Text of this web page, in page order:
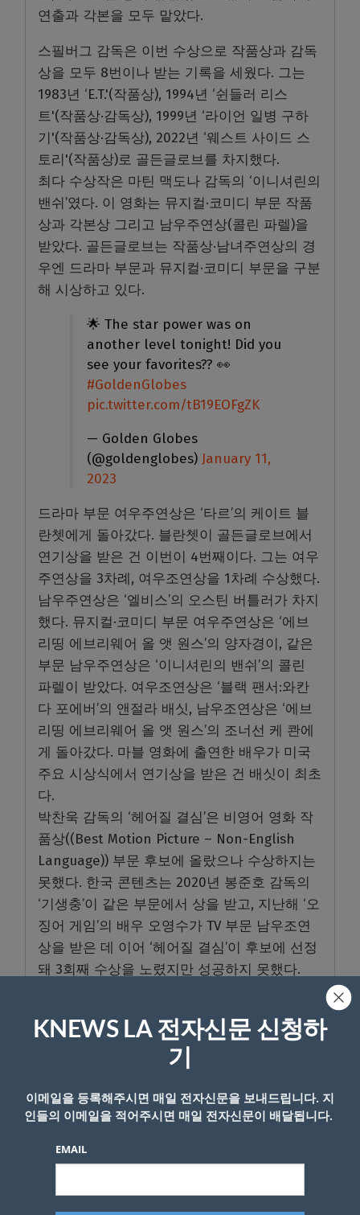
연출과 각본을 모두 맡았다.
스필버그 감독은 이번 수상으로 작품상과 감독
상을 모두 8번이나 받는 기록을 세웠다. 그는
1983년 ‘E.T.'(작품상), 1994년 ‘쉰들러 리스
트'(작품상·감독상), 1999년 ‘라이언 일병 구하
기'(작품상·감독상), 2022년 ‘웨스트 사이드 스
토리'(작품상)로 골든글로브를 차지했다.
최다 수상작은 마틴 맥도나 감독의 ‘이니셔린의
밴쉬’였다. 이 영화는 뮤지컬·코미디 부문 작품
상과 각본상 그리고 남우주연상(콜린 파렐)을
받았다. 골든글로브는 작품상·남녀주연상의 경
우엔 드라마 부문과 뮤지컬·코미디 부문을 구분
해 시상하고 있다.
🌟 The star power was on
another level tonight! Did you
see your favorites?? 👀
#GoldenGlobes
pic.twitter.com/tB19EOFgZK
— Golden Globes
(@goldenglobes) January 11,
2023
드라마 부문 여우주연상은 ‘타르’의 케이트 블
란쳇에게 돌아갔다. 블란쳇이 골든글로브에서
연기상을 받은 건 이번이 4번째이다. 그는 여우
주연상을 3차례, 여우조연상을 1차례 수상했다.
남우주연상은 ‘엘비스’의 오스틴 버틀러가 차지
했다. 뮤지컬·코미디 부문 여우주연상은 ‘에브
리띵 에브리웨어 올 앳 원스’의 양자경이, 같은
부문 남우주연상은 ‘이니셔린의 밴쉬’의 콜린
파렐이 받았다. 여우조연상은 ‘블랙 팬서:와칸
다 포에버’의 앤절라 배싯, 남우조연상은 ‘에브
리띵 에브리웨어 올 앳 원스’의 조너선 케 콴에
게 돌아갔다. 마블 영화에 출연한 배우가 미국
주요 시상식에서 연기상을 받은 건 배싯이 최초
다.
박찬욱 감독의 ‘헤어질 결심’은 비영어 영화 작
품상((Best Motion Picture – Non-English
Language)) 부문 후보에 올랐으나 수상하지는
못했다. 한국 콘텐츠는 2020년 봉준호 감독의
‘기생충’이 같은 부문에서 상을 받고, 지난해 ‘오
징어 게임’의 배우 오영수가 TV 부문 남우조연
상을 받은 데 이어 ‘헤어질 결심’이 후보에 선정
돼 3회째 수상을 노렸지만 성공하지 못했다.
컬·코미디)=’이니셔린의 밴쉬’ ▲감독상=(스티
븐 스필버그 ‘더 파벨만스’) ▲각본상=’이니셔린
의 밴쉬'(마틴 맥도나) ▲남우주연상(드라마)=오
스티 버틀러(‘엘비스’) ▲여우주연상(드라마)=케
이트 블란쳇(‘타르’) ▲여우주연상(뮤지컬·코미
▲남우주연상(뮤지컬·코미디)=콜린 파렐(‘이니
리띵 에브리웨어 올 앳 원스’) ▲여우조연상=앤
KNEWS LA 전자신문 신청하
기
이메일을 등록해주시면 매일 전자신문을 보내드립니다. 지
인들의 이메일을 적어주시면 매일 전자신문이 배달됩니다.
EMAIL